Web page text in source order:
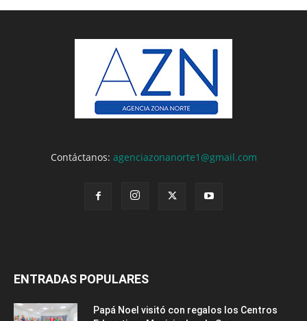
Contáctanos: agenciazonanorte1@gmail.com
ENTRADAS POPULARES
Papá Noel visitó con regalos los Centros